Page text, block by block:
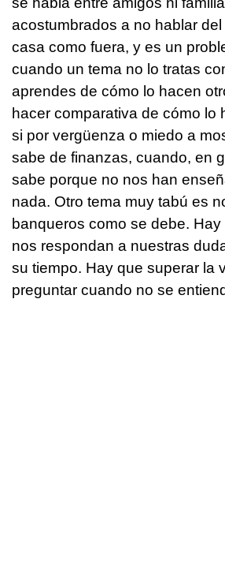
acostumbrados a no hablar
casa como fuera, y es un
cuando un tema no lo tratas
aprendes de cómo lo hacen
hacer comparativa de cómo lo
si por vergüenza o miedo a
sabe de finanzas, cuando, en
sabe porque no nos han
nada. Otro tema muy tabú es
banqueros como se debe.
nos respondan a nuestras
su tiempo. Hay que superar la
preguntar cuando no se